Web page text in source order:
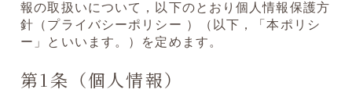
報の取扱いについて，以下のとおり個人情報保護方
針（プライバシーポリシー ）（以下，「本ポリシ
ー」といいます。）を定めます。
第1条（個人情報）